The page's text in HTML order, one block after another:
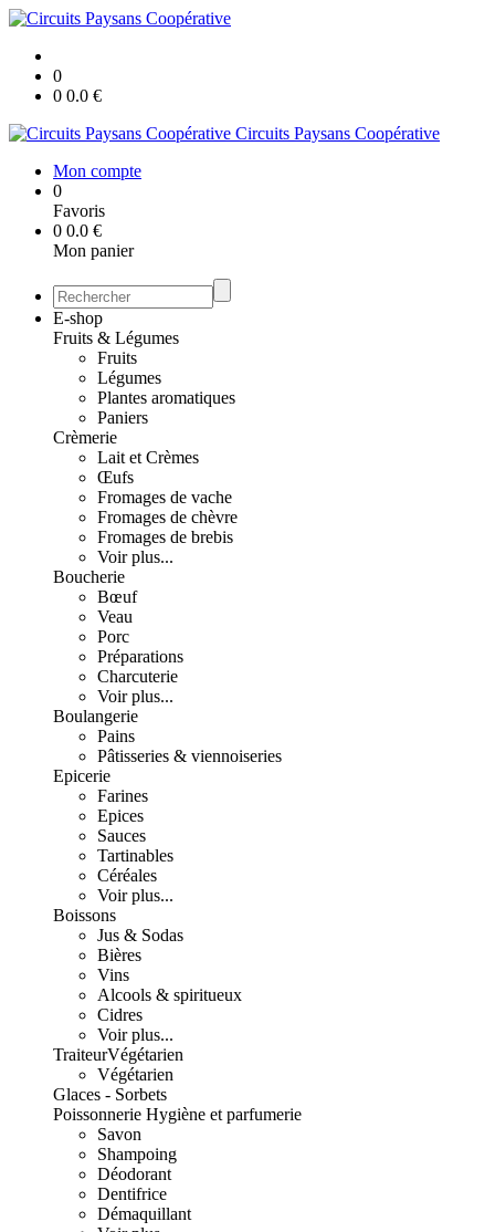
0
0 0.0 €
Circuits Paysans Coopérative
Mon compte
0
Favoris
0 0.0 €
Mon panier
E-shop
Fruits & Légumes
Fruits
Légumes
Plantes aromatiques
Paniers
Crèmerie
Lait et Crèmes
Œufs
Fromages de vache
Fromages de chèvre
Fromages de brebis
Voir plus...
Boucherie
Bœuf
Veau
Porc
Préparations
Charcuterie
Voir plus...
Boulangerie
Pains
Pâtisseries & viennoiseries
Epicerie
Farines
Epices
Sauces
Tartinables
Céréales
Voir plus...
Boissons
Jus & Sodas
Bières
Vins
Alcools & spiritueux
Cidres
Voir plus...
TraiteurVégétarien
Végétarien
Glaces - Sorbets
Poissonnerie Hygiène et parfumerie
Savon
Shampoing
Déodorant
Dentifrice
Démaquillant